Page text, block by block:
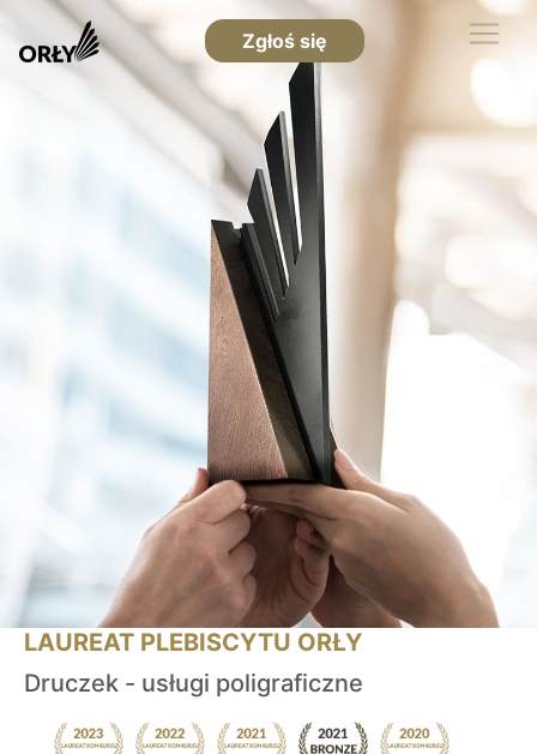
Zgłoś się
LAUREAT PLEBISCYTU ORŁY
Druczek - usługi poligraficzne